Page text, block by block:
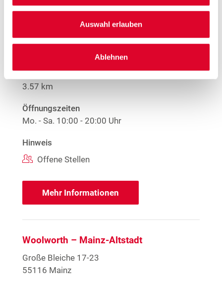
Auswahl erlauben
Ablehnen
Woolworth – Wiesbaden
Kirchgasse 6
Entfernung
3.57 km
Öffnungszeiten
Mo. - Sa. 10:00 - 20:00 Uhr
Hinweis
Offene Stellen
Mehr Informationen
Woolworth – Mainz-Altstadt
Große Bleiche 17-23
55116 Mainz